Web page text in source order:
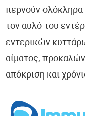
περνούν ολόκληρα
τον αυλό του
εντερικών
αίματος,
απόκριση και